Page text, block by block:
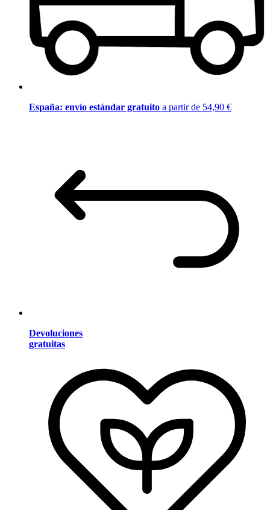
España: envío estándar gratuito a partir de 54,90 €
Devoluciones
gratuitas